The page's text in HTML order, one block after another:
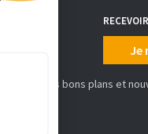
Je
nos bons plans et